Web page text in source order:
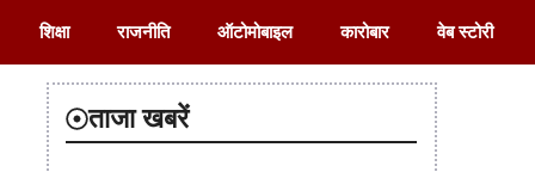
शिक्षा राजनीति ऑटोमोबाइल कारोबार वेब स्टोरी
ताजा खबरें